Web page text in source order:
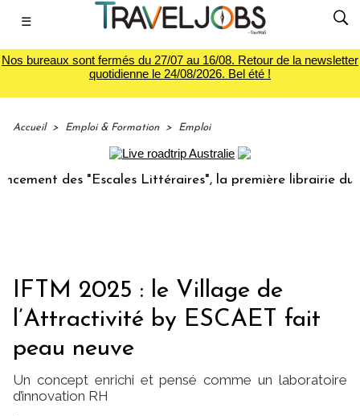
☰
Nos bureaux sont fermés du 27/07 au 16/08. Retour de la newsletter
quotidienne le 24/08/2026. Bel été !
Accueil > Emploi & Formation > Emploi
des "Escales Littéraires", la première librairie du voyage
IFTM 2025 : le Village de
l’Attractivité by ESCAET fait
peau neuve
Un concept enrichi et pensé comme un laboratoire
d’innovation RH